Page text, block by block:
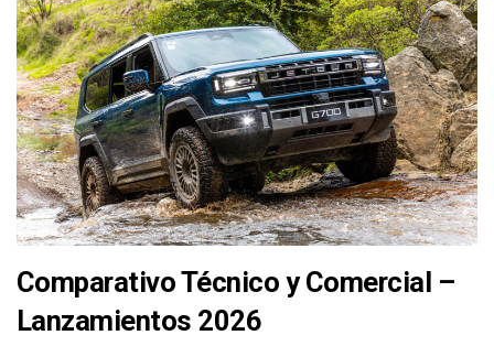
Comparativo Técnico y Comercial –
Lanzamientos 2026